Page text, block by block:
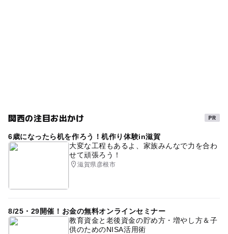
関西の注目お出かけ
6歳になったら机を作ろう！机作り体験in滋賀
大変な工程もあるよ、家族みんなで力を合わ
せて頑張ろう！
滋賀県彦根市
8/25・29開催！お金の無料オンラインセミナー
教育資金と老後資金の貯め方・増やし方＆子
供のためのNISA活用術